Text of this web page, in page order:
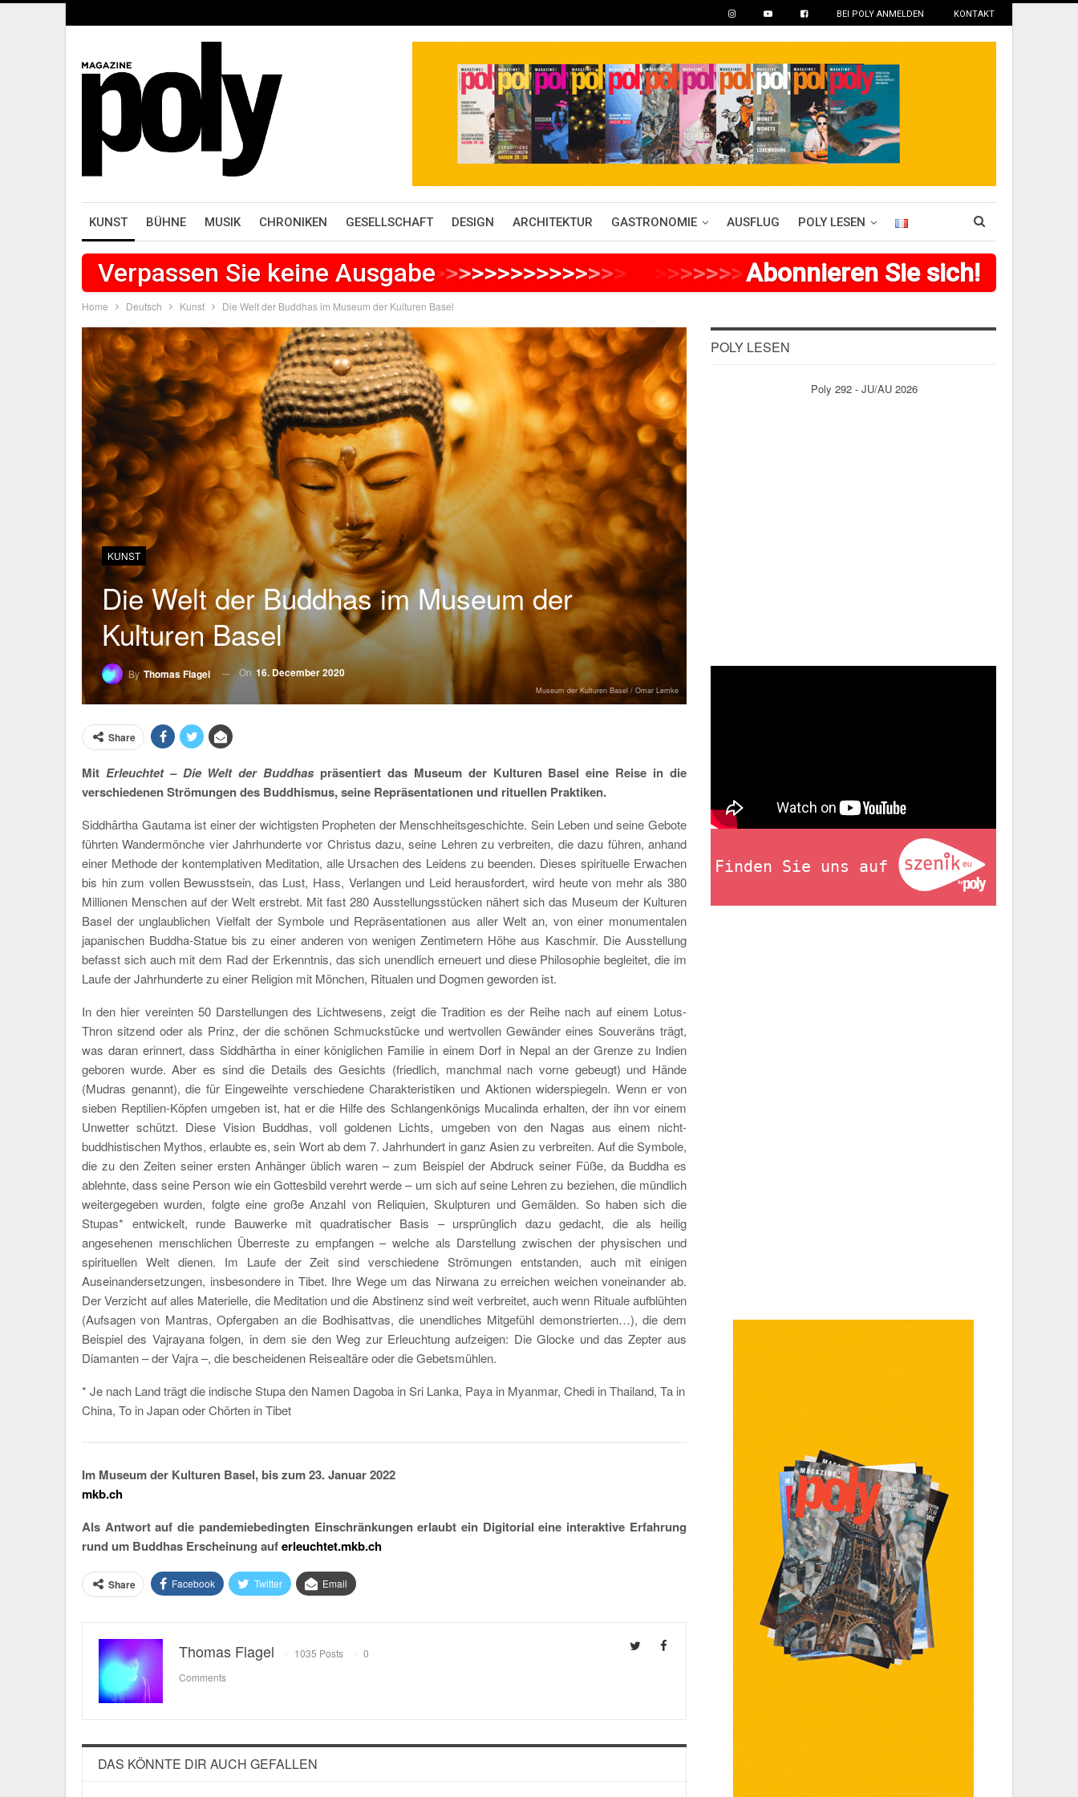
BEI POLY ANMELDEN KONTAKT
KUNST BÜHNE MUSIK CHRONIKEN GESELLSCHAFT DESIGN ARCHITEKTUR GASTRONOMIE AUSFLUG POLY LESEN
Verpassen Sie keine Ausgabe>>>>>>>>>>>>>>> >>>>>>> >>>>>>
Abonnieren Sie sich!
Home Deutsch Kunst Die Welt der Buddhas im Museum der Kulturen Basel
KUNST
Die Welt der Buddhas im Museum der
Kulturen Basel
By Thomas Flagel On16. December 2020
Museum der Kulturen Basel / Omar Lemke
Share
Mit Erleuchtet – Die Welt der Buddhaspräsentiert das Museum der Kulturen Basel eine Reise in die
verschiedenen Strömungen des Buddhismus, seine Repräsentationen und rituellen Praktiken.
Siddhārtha Gautama ist einer der wichtigsten Propheten der Menschheitsgeschichte. Sein Leben und seine Gebote
führten Wandermönche vier Jahrhunderte vor Christus dazu, seine Lehren zu verbreiten, die dazu führen, anhand
einer Methode der kontemplativen Meditation, alle Ursachen des Leidens zu beenden. Dieses spirituelle Erwachen
bis hin zum vollen Bewusstsein, das Lust, Hass, Verlangen und Leid herausfordert, wird heute von mehr als 380
Millionen Menschen auf der Welt erstrebt. Mit fast 280 Ausstellungsstücken nähert sich das Museum der Kulturen
Basel der unglaublichen Vielfalt der Symbole und Repräsentationen aus aller Welt an, von einer monumentalen
japanischen Buddha-Statue bis zu einer anderen von wenigen Zentimetern Höhe aus Kaschmir. Die Ausstellung
befasst sich auch mit dem Rad der Erkenntnis, das sich unendlich erneuert und diese Philosophie begleitet, die im
Laufe der Jahrhunderte zu einer Religion mit Mönchen, Ritualen und Dogmen geworden ist.
In den hier vereinten 50 Darstellungen des Lichtwesens, zeigt die Tradition es der Reihe nach auf einem Lotus-
Thron sitzend oder als Prinz, der die schönen Schmuckstücke und wertvollen Gewänder eines Souveräns trägt,
was daran erinnert, dass Siddhārtha in einer königlichen Familie in einem Dorf in Nepal an der Grenze zu Indien
geboren wurde. Aber es sind die Details des Gesichts (friedlich, manchmal nach vorne gebeugt) und Hände
(Mudras genannt), die für Eingeweihte verschiedene Charakteristiken und Aktionen widerspiegeln. Wenn er von
sieben Reptilien-Köpfen umgeben ist, hat er die Hilfe des Schlangenkönigs Mucalinda erhalten, der ihn vor einem
Unwetter schützt. Diese Vision Buddhas, voll goldenen Lichts, umgeben von den Nagas aus einem nicht-
buddhistischen Mythos, erlaubte es, sein Wort ab dem 7. Jahrhundert in ganz Asien zu verbreiten. Auf die Symbole,
die zu den Zeiten seiner ersten Anhänger üblich waren – zum Beispiel der Abdruck seiner Füße, da Buddha es
ablehnte, dass seine Person wie ein Gottesbild verehrt werde – um sich auf seine Lehren zu beziehen, die mündlich
weitergegeben wurden, folgte eine große Anzahl von Reliquien, Skulpturen und Gemälden. So haben sich die
Stupas* entwickelt, runde Bauwerke mit quadratischer Basis – ursprünglich dazu gedacht, die als heilig
angesehenen menschlichen Überreste zu empfangen – welche als Darstellung zwischen der physischen und
spirituellen Welt dienen. Im Laufe der Zeit sind verschiedene Strömungen entstanden, auch mit einigen
Auseinandersetzungen, insbesondere in Tibet. Ihre Wege um das Nirwana zu erreichen weichen voneinander ab.
Der Verzicht auf alles Materielle, die Meditation und die Abstinenz sind weit verbreitet, auch wenn Rituale aufblühten
(Aufsagen von Mantras, Opfergaben an die Bodhisattvas, die unendliches Mitgefühl demonstrierten…), die dem
Beispiel des Vajrayana folgen, in dem sie den Weg zur Erleuchtung aufzeigen: Die Glocke und das Zepter aus
Diamanten – der Vajra –, die bescheidenen Reisealtäre oder die Gebetsmühlen.
* Je nach Land trägt die indische Stupa den Namen Dagoba in Sri Lanka, Paya in Myanmar, Chedi in Thailand, Ta in
China, To in Japan oder Chörten in Tibet
Im Museum der Kulturen Basel, bis zum 23. Januar 2022
mkb.ch
Als Antwort auf die pandemiebedingten Einschränkungen erlaubt ein Digitorial eine interaktive Erfahrung
rund um Buddhas Erscheinung auferleuchtet.mkb.ch
Share Facebook Twitter Email
Thomas Flagel 1035 Posts
0
Comments
DAS KÖNNTE DIR AUCH GEFALLEN
POLY LESEN
Poly 292 - JU/AU 2026
Finden Sie uns auf